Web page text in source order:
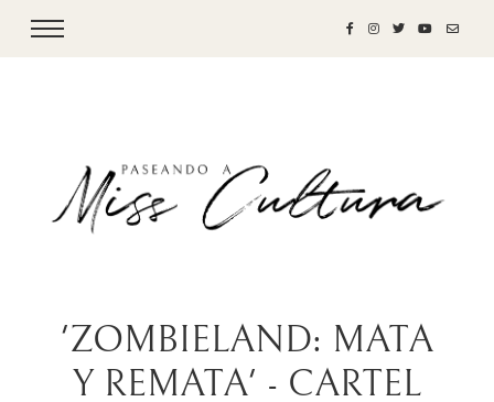
'ZOMBIELAND: MATA
Y REMATA' - CARTEL